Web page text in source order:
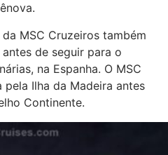
MSC Cruzeiros também
de seguir para o
na Espanha. O MSC
pela Ilha da Madeira antes
Continente.